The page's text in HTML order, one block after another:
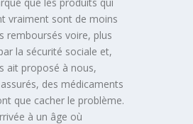
vraiment sont de moins
remboursés voire, plus
la sécurité sociale et,
ait proposé à nous,
des médicaments
que cacher le problème.
à un âge où